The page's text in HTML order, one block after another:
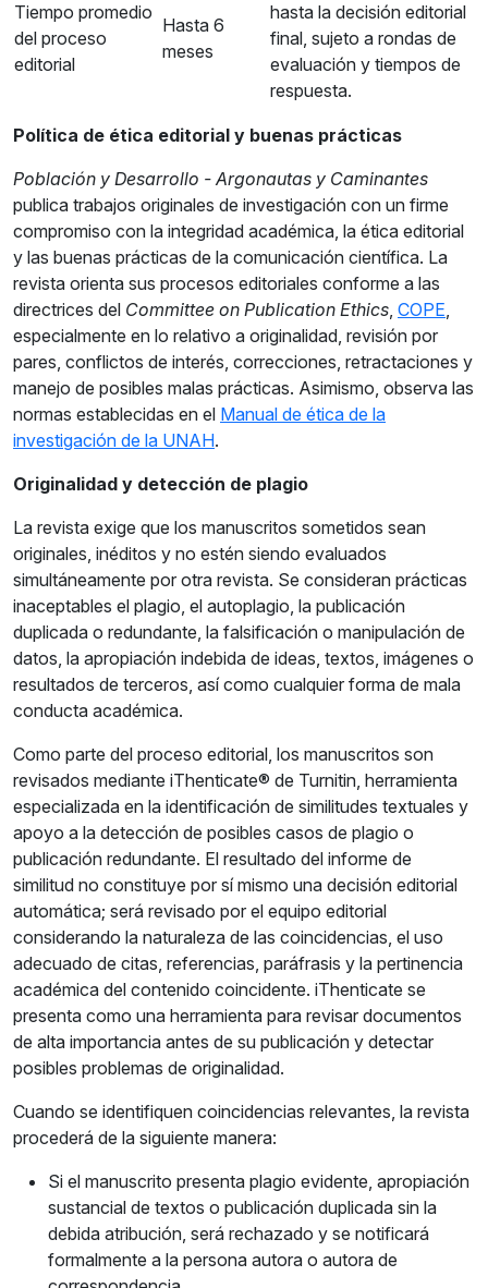
Tiempo promedio
del proceso
editorial
Hasta 6
meses
hasta la decisión editorial
final, sujeto a rondas de
evaluación y tiempos de
respuesta.
Política de ética editorial y buenas prácticas
Población y Desarrollo - Argonautas y Caminantes
publica trabajos originales de investigación con un firme
compromiso con la integridad académica, la ética editorial
y las buenas prácticas de la comunicación científica. La
revista orienta sus procesos editoriales conforme a las
directrices del Committee on Publication Ethics, COPE,
especialmente en lo relativo a originalidad, revisión por
pares, conflictos de interés, correcciones, retractaciones y
manejo de posibles malas prácticas. Asimismo, observa las
normas establecidas en el Manual de ética de la
investigación de la UNAH.
Originalidad y detección de plagio
La revista exige que los manuscritos sometidos sean
originales, inéditos y no estén siendo evaluados
simultáneamente por otra revista. Se consideran prácticas
inaceptables el plagio, el autoplagio, la publicación
duplicada o redundante, la falsificación o manipulación de
datos, la apropiación indebida de ideas, textos, imágenes o
resultados de terceros, así como cualquier forma de mala
conducta académica.
Como parte del proceso editorial, los manuscritos son
revisados mediante iThenticate® de Turnitin, herramienta
especializada en la identificación de similitudes textuales y
apoyo a la detección de posibles casos de plagio o
publicación redundante. El resultado del informe de
similitud no constituye por sí mismo una decisión editorial
automática; será revisado por el equipo editorial
considerando la naturaleza de las coincidencias, el uso
adecuado de citas, referencias, paráfrasis y la pertinencia
académica del contenido coincidente. iThenticate se
presenta como una herramienta para revisar documentos
de alta importancia antes de su publicación y detectar
posibles problemas de originalidad.
Cuando se identifiquen coincidencias relevantes, la revista
procederá de la siguiente manera:
Si el manuscrito presenta plagio evidente, apropiación
sustancial de textos o publicación duplicada sin la
debida atribución, será rechazado y se notificará
formalmente a la persona autora o autora de